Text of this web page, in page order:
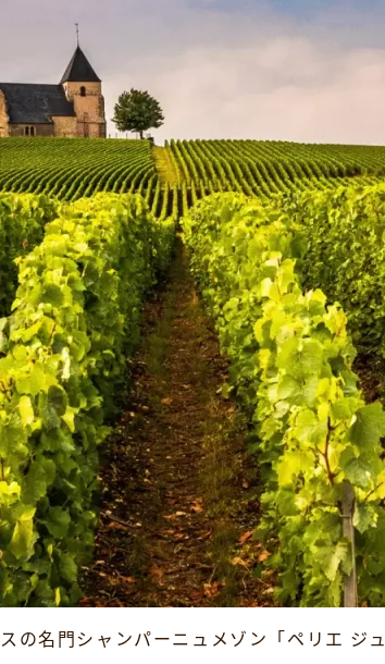
名門シャンパーニュメゾン「ペリエ ジ